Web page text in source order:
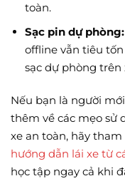
toàn.
Sạc pin dự phòng:
offline vẫn tiêu
sạc dự phòng trên
Nếu bạn là người
thêm về các mẹo sử
xe an toàn, hãy
hướng dẫn lái xe từ
học tập ngay cả khi